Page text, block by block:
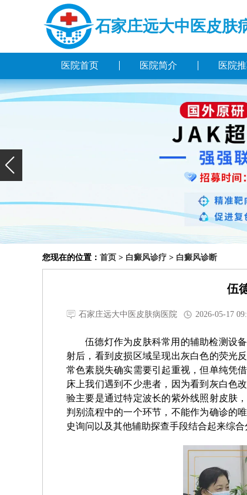
石家庄远大中医皮肤
医院首页 医院简介 医院
您现在的位置： 首页 > 白癜风诊疗 > 白癜风诊断
伍
石家庄远大中医皮肤病医院 2026-05-17
伍德灯作为皮肤科常用的辅助检测设
射后，看到皮损区域呈现出灰白色的荧光
常色素脱失确实需要引起重视，但单纯凭
床上我们遇到不少患者，因为看到灰白色
验主要是通过特定波长的紫外线照射皮肤
判别流程中的一个环节，不能作为确诊的
史询问以及其他辅助探查手段结合起来综合